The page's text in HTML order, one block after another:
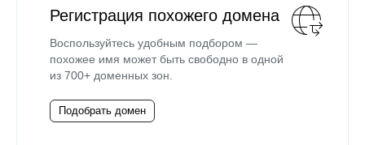
Регистрация похожего домена
Воспользуйтесь удобным подбором —
похожее имя может быть свободно в одной
из 700+ доменных зон.
Подобрать домен